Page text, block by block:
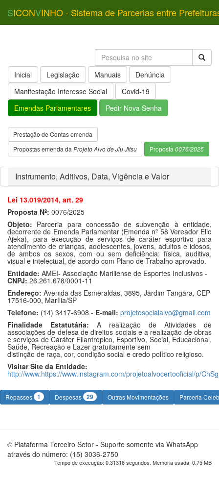
SICONVINHO - Sistema de Parcerias entre
Inicial Legislação Manuais
Denúncia
Manifestação Interesse Social
Covid-19
Emendas Parlamentares
Pedir Nova Senha
Prestação de Contas emenda
Propostas emenda da Projeto Alvo de Jiu Jitsu Proposta 0076/2025
Instrumento, Aditivos, Data, Vigência e Valor
Lei 13.019/2014, art. 29
Proposta Nº: 0076/2025
Objeto: Parceria para concessão de subvenção à entidade,
decorrente de Emenda Parlamentar (Emenda nº 58 Vereador Élio
Ajeka), para execução de serviços de caráter esportivo para
atendimento de crianças, adolescentes, jovens, adultos e idosos,
de ambos os sexos, com ou sem deficiência: física, auditiva,
visual e intelectual, de acordo com Plano de Trabalho aprovado.
Entidade: AMEI- Associação Mariliense de Esportes Inclusivos -
CNPJ: 26.261.678/0001-11
Endereço: Avenida das Esmeraldas, 3895, Jardim Tangara, CEP
17516-000, Marília/SP
Telefone: (14) 3417-6908 - E-mail: projetosocialalvo@gmail.com
Finalidade Estatutária: A realização de Atividades de
associações de defesa de direitos sociais e a realização de obras
e serviços de Caráter Filantrópico, Esportivo, Social, Educacional,
Saúde, Recreação e Lazer gratuitamente sem
distinção de raça, cor, condição social e credo político religioso.
Visitar Site da Entidade:
http://www.https://www.instagram.com/projetoalvocertooficial/p/
Repasses 1 Despesas 29 Outras Movimentações Parceria
© Plataforma Terceiro Setor - Suporte somente via WhatsApp
através do número: (15) 3036-2750
Tempo de execução: 0.31316 segundos. Memória usada: 0.75 MB